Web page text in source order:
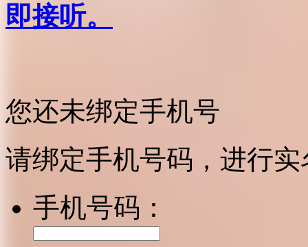
即接听。
您还未绑定手机号
请绑定手机号码，进行
手机号码：